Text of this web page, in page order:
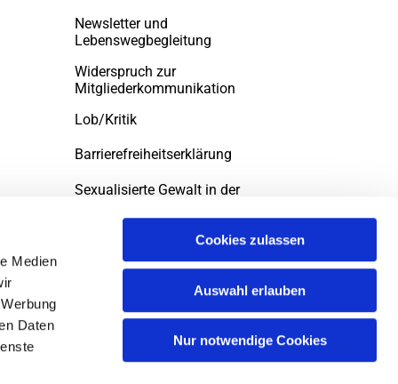
Medien
Daten
Cookies zulassen
Auswahl erlauben
Nur notwendige Cookies
Newsletter und
Lebenswegbegleitung
Widerspruch zur
Mitgliederkommunikation
Lob/Kritik
Barrierefreiheitserklärung
Sexualisierte Gewalt in der